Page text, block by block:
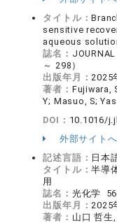
タイトル：
sensitive
aqueous
誌名：
～ 298）
出版年月： 2025
著者： Fujiwara,
Y; Masuo, S;
DOI： 10.1016/
外部サイト
記述言語： 日本
タイトル：半導
用
誌名： 光化学
出版年月： 2025
著者： 山口 哲生